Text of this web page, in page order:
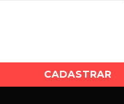
CADASTRAR